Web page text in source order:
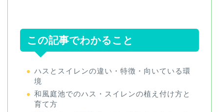
この記事でわかること
ハスとスイレンの違い・特徴・向いている環
境
和風庭池でのハス・スイレンの植え付け方と
育て方